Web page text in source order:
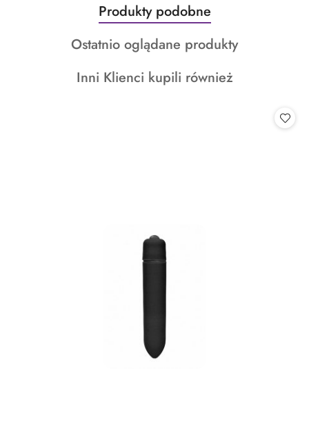
Pomiń karuzelę produktów
Produkty
o
statusie:
Produkty podobne
Produkty
statusie:
Ostatnio oglądane produkty
Produkty
Inni Klienci kupili również